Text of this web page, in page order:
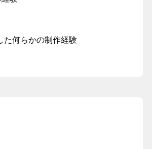
た何らかの制作経験